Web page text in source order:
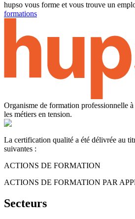
hupso vous forme et vous trouve un
formations
Organisme de formation professionnelle à
les métiers en tension.
La certification qualité a été délivrée au
suivantes :
ACTIONS DE FORMATION
ACTIONS DE FORMATION PAR
Secteurs